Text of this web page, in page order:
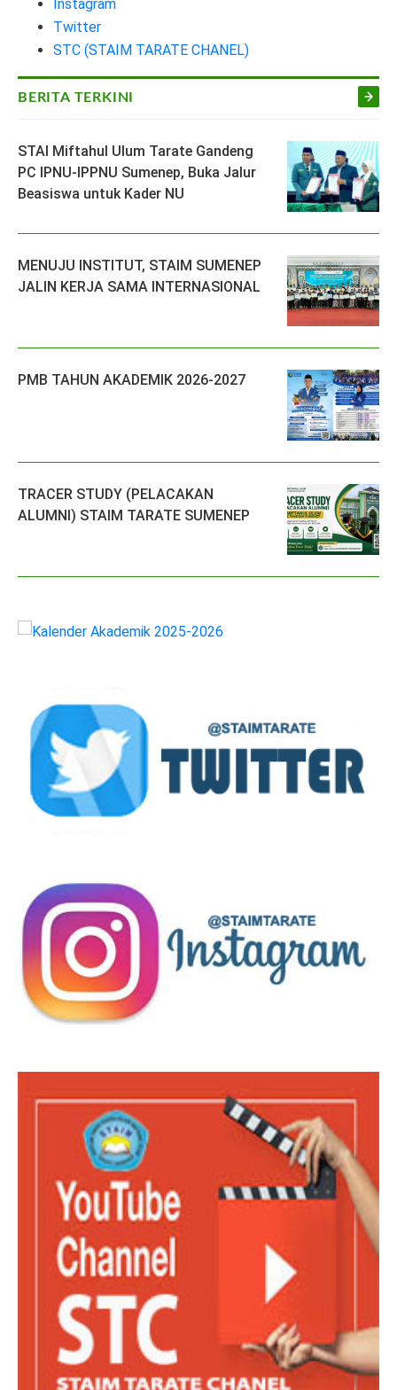
Instagram
Twitter
STC (STAIM TARATE CHANEL)
BERITA TERKINI
STAI Miftahul Ulum Tarate Gandeng
PC IPNU-IPPNU Sumenep, Buka Jalur
Beasiswa untuk Kader NU
MENUJU INSTITUT, STAIM SUMENEP
JALIN KERJA SAMA INTERNASIONAL
PMB TAHUN AKADEMIK 2026-2027
TRACER STUDY (PELACAKAN
ALUMNI) STAIM TARATE SUMENEP